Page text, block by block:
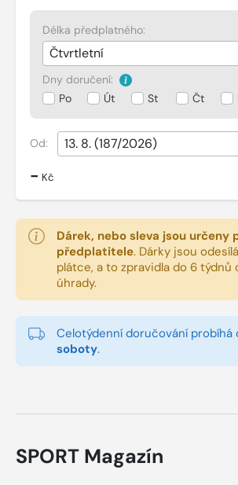
Délka předplatného:
Dny doručení:
Po
Út St Čt
Od:
- Kč
Dárek, nebo sleva jsou určeny
předplatitele. Dárky jsou
plátce, a to zpravidla do 6 týdnů
úhrady.
Celotýdenní doručování probíhá
soboty.
SPORT Magazín